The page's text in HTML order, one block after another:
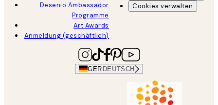
Desenio Ambassador
Programme
Art Awards
Anmeldung (geschäftlich)
Cookies verwalten
GER DEUTSCH